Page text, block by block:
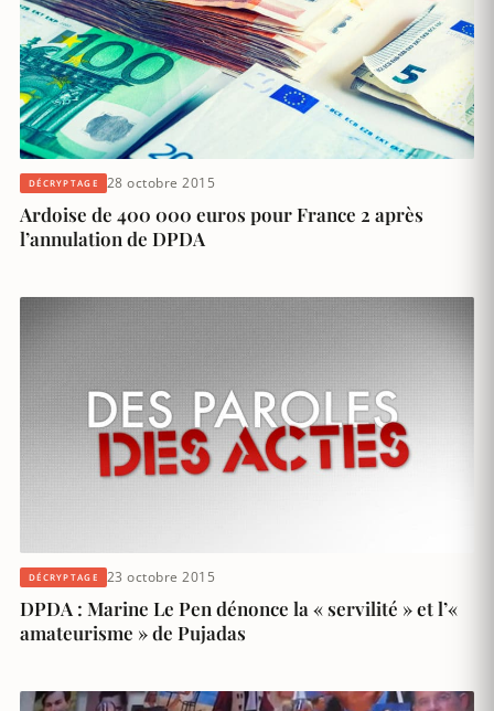
DÉCRYPTAGE 28 octobre 2015
Ardoise de 400 000 euros pour France 2 après
l’annulation de DPDA
DÉCRYPTAGE 23 octobre 2015
DPDA : Marine Le Pen dénonce la « servilité » et l’«
amateurisme » de Pujadas